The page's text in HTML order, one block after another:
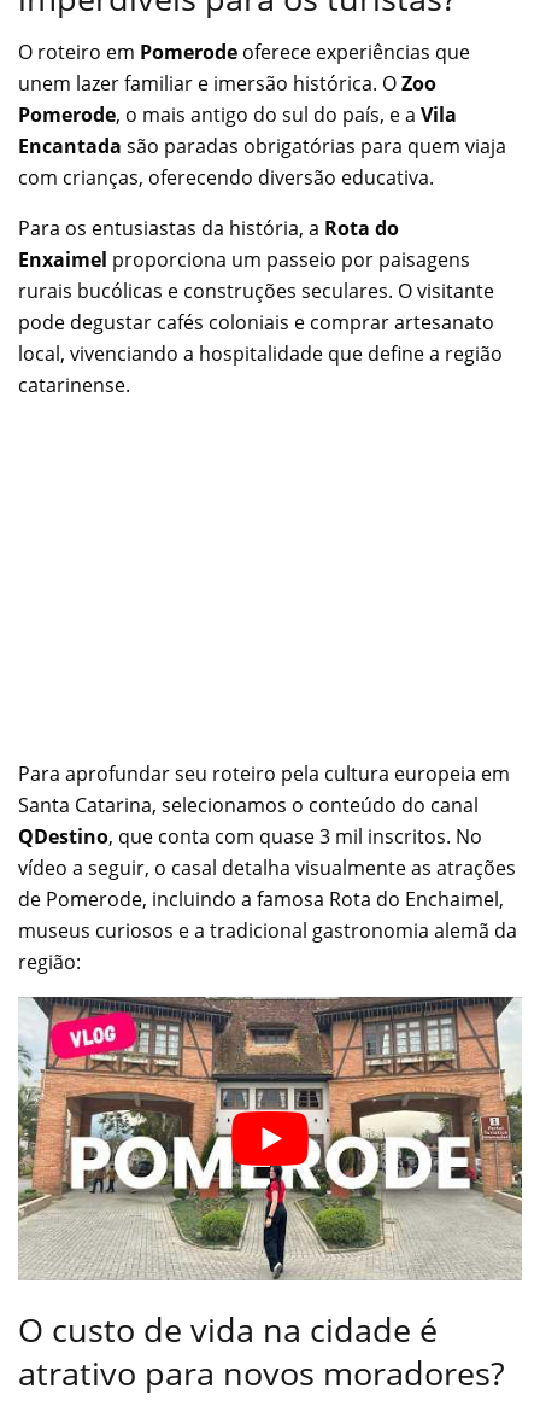
O roteiro em Pomerode oferece experiências que
unem lazer familiar e imersão histórica. OZoo
Pomerode, o mais antigo do sul do país, e a Vila
Encantada são paradas obrigatórias para quem viaja
com crianças, oferecendo diversão educativa.
Para os entusiastas da história, a Rota do
Enxaimel proporciona um passeio por paisagens
rurais bucólicas e construções seculares. O visitante
pode degustar cafés coloniais e comprar artesanato
local, vivenciando a hospitalidade que define a região
catarinense.
Para aprofundar seu roteiro pela cultura europeia em
Santa Catarina, selecionamos o conteúdo do canal
QDestino, que conta com quase 3 mil inscritos. No
vídeo a seguir, o casal detalha visualmente as atrações
de Pomerode, incluindo a famosa Rota do Enchaimel,
museus curiosos e a tradicional gastronomia alemã da
região:
O custo de vida na cidade é
atrativo para novos moradores?